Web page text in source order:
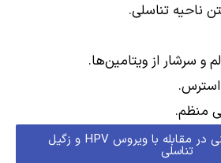
ناحیه تناسلی.
و سرشار از ویتامین‌ها.
منظم.
نقش سیستم ایمنی در مقابله با ویروس HPV و زگیل
تناسلی